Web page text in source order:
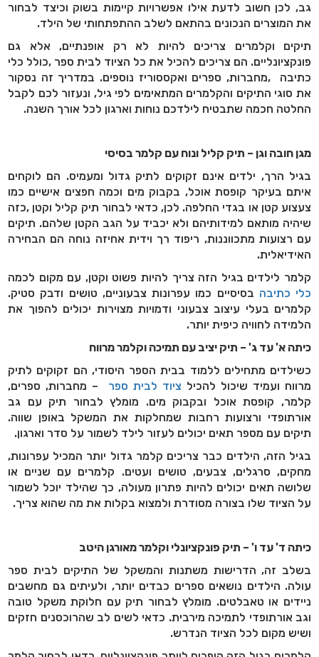
גב, לכן חשוב לדעת אילו אפשרויות קיימות בשוק וכיצד לבחור
את המוצרים הנכונים בהתאם לשלב ההתפתחותי של הילד.
תיקים וקלמרים צריכים להיות לא רק אופנתיים, אלא גם
פונקציונליים. הם צריכים להכיל את כל הציוד לבית ספר, כולל כלי
כתיבה,
מחברות, ספרים ואקססוריז נוספים. במדריך זה נסקור
את סוגי התיקים והקלמרים המתאימים לפי גיל, ונעזור לכם לקבל
החלטה חכמה שתבטיח לילדכם נוחות וארגון לכל אורך השנה.
מגן חובה וגן – תיק קליל ונוח עם קלמר בסיסי
בגיל הרך, ילדים אינם זקוקים לתיק גדול ומעמיס. הם לוקחים
איתם בעיקר קופסת אוכל, בקבוק מים וכמה חפצים אישיים כמו
צעצוע קטן או בגדי החלפה. לכן, כדאי לבחור תיק קליל וקטן, כזה
שיהיה מותאם למידותיהם ולא יכביד על הגב הקטן שלהם. תיקים
עם רצועות מתכווננות, ריפוד רך וידית אחיזה נוחה הם הבחירה
האידיאלית.
קלמר לילדים בגיל הזה צריך להיות פשוט וקטן, עם מקום לכמה
כלי כתיבהבסיסיים כמו עפרונות צבעוניים, טושים ודבק סטיק.
קלמרים בעלי עיצוב צבעוני ודמויות מצוירות יכולים להפוך את
הלמידה לחוויה כיפית יותר.
כיתה א' עד ג' – תיק יציב עם תמיכה וקלמר מרווח
כשילדים מתחילים ללמוד בבית הספר היסודי, הם זקוקים לתיק
מרווח ועמיד שיכול להכילציוד לבית ספר–מחברות, ספרים,
קלמר, קופסת אוכל ובקבוק מים. מומלץ לבחור תיק עם גב
אורתופדי ורצועות רחבות שמחלקות את המשקל באופן שווה.
תיקים עם מספר תאים יכולים לעזור לילד לשמור על סדר וארגון.
בגיל הזה, הילדים כבר צריכים קלמר גדול יותר המכיל עפרונות,
מחקים, סרגלים, צבעים, טושים ועטים. קלמרים עם שניים או
שלושה תאים יכולים להיות פתרון מעולה, כך שהילד יוכל לשמור
על הציוד שלו בצורה מסודרת ולמצוא בקלות את מה שהוא צריך.
כיתה ד' עד ו' – תיק פונקציונלי וקלמר מאורגן היטב
בשלב זה, הדרישות משתנות והמשקל של התיקים לבית ספר
עולה. הילדים נושאים ספרים כבדים יותר, ולעיתים גם מחשבים
ניידים או טאבלטים. מומלץ לבחור תיק עם חלוקת משקל טובה
וגב אורתופדי לתמיכה מירבית. כדאי לשים לב שהרוכסנים חזקים
ושיש מקום לכל הציוד הנדרש.